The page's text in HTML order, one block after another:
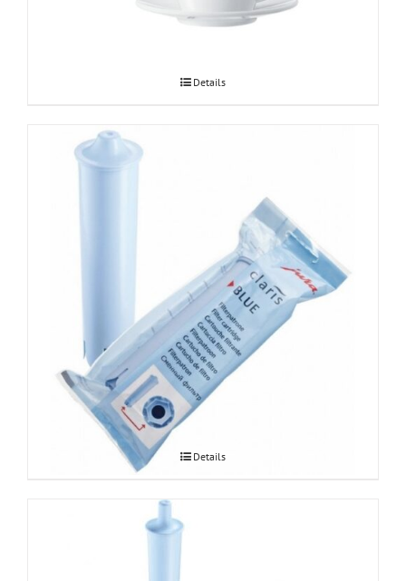
Details
JURA Claris Blue veefilter 1tk
Details